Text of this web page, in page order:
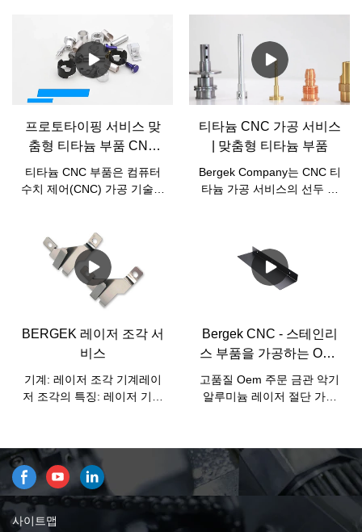
수요가 가장 크며, 주로 항공
기 및 엔진 제조에 약 50%를
차지합니다.
에 자주 사용됩니다. CNC(컴
퓨터 수치 제어) 가공은 밀이
나 선반과 같은 기계를 컴퓨
터로 제어하여 정밀한 부품
을 만드는 공정입니다. 결합
하면 티타늄 CNC 기계 가공
매끄러운 마감을 갖춘 고품
질의 복잡한 부품을 만들 수
있습니다.
프로토타이핑 서비스 맞
춤형 티타늄 부품 CNC
티타늄 가공
티타늄 CNC 부품은 컴퓨터
수치 제어(CNC) 가공 기술을
어링 부품입니다. 이 부품은
우수한 중량 대비 강도, 내식
성, 생체 적합성으로 인해 항
공우주, 자동차, 의료, 방위산
업 등 다양한 산업 분야에서
티타늄 CNC 가공 서비스
| 맞춤형 티타늄 부품
Bergek Company는 CNC 티
타늄 가공 서비스의 선두 제
최첨단 CNC 기계는 숙련된
기술자 및 광범위한 경험과
결합되어 가장 까다로운 고
제공할 수 있습니다.
BERGEK 레이저 조각 서
비스
기계: 레이저 조각 기계레이
저 조각의 특징: 레이저 기술
진 문자에는 흠집이 없으며
제품 표면이 여전히 매끄럽
고 필기가 마모되지 않습니
다.산업 응용: 현재 우리가 레
이저 조각의 대부분을 사용
Bergek CNC - 스테인리
스 부품을 가공하는 Oem
주문 금관 악기 알루미늄
레이저 절단
고품질 Oem 주문 금관 악기
알루미늄 레이저 절단 가공
멋진 신기술이 필요합니다.
우리의 기술자들은 기술을
성공적으로 최적화하고 제조
공정에 적용하여 비용과 시
사이트맵